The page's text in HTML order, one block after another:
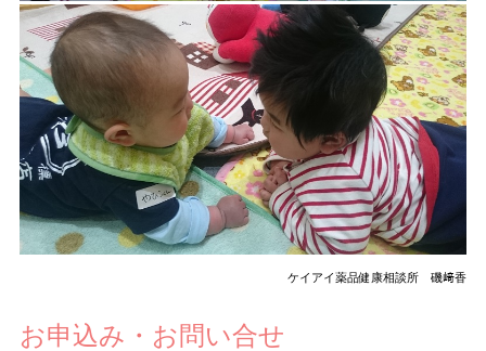
ケイアイ薬品健康相談所 磯﨑香
お申込み・お問い合せ